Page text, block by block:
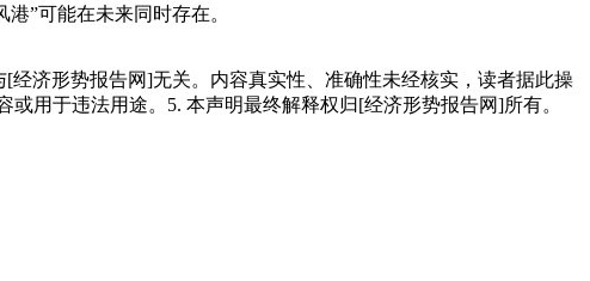
”可能在未来同时存在。
济形势报告网]无关。内容真实性、准确性未经核实，读者据此操
用于违法用途。5. 本声明最终解释权归[经济形势报告网]所有。